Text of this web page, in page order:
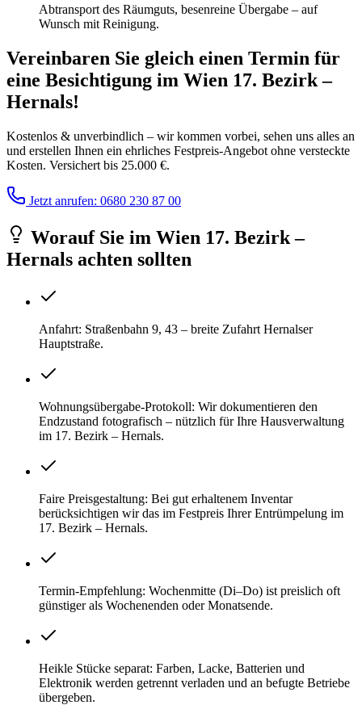
Abtransport des Räumguts, besenreine Übergabe – auf
Wunsch mit Reinigung.
Vereinbaren Sie gleich einen Termin für
eine Besichtigung im Wien 17. Bezirk –
Hernals!
Kostenlos & unverbindlich – wir kommen vorbei, sehen uns alles an
und erstellen Ihnen ein ehrliches Festpreis-Angebot ohne versteckte
Kosten. Versichert bis 25.000 €.
Jetzt anrufen: 0680 230 87 00
Worauf Sie im Wien 17. Bezirk –
Hernals achten sollten
Anfahrt: Straßenbahn 9, 43 – breite Zufahrt Hernalser
Hauptstraße.
Wohnungsübergabe-Protokoll: Wir dokumentieren den
Endzustand fotografisch – nützlich für Ihre Hausverwaltung
im 17. Bezirk – Hernals.
Faire Preisgestaltung: Bei gut erhaltenem Inventar
berücksichtigen wir das im Festpreis Ihrer Entrümpelung im
17. Bezirk – Hernals.
Termin-Empfehlung: Wochenmitte (Di–Do) ist preislich oft
günstiger als Wochenenden oder Monatsende.
Heikle Stücke separat: Farben, Lacke, Batterien und
Elektronik werden getrennt verladen und an befugte Betriebe
übergeben.